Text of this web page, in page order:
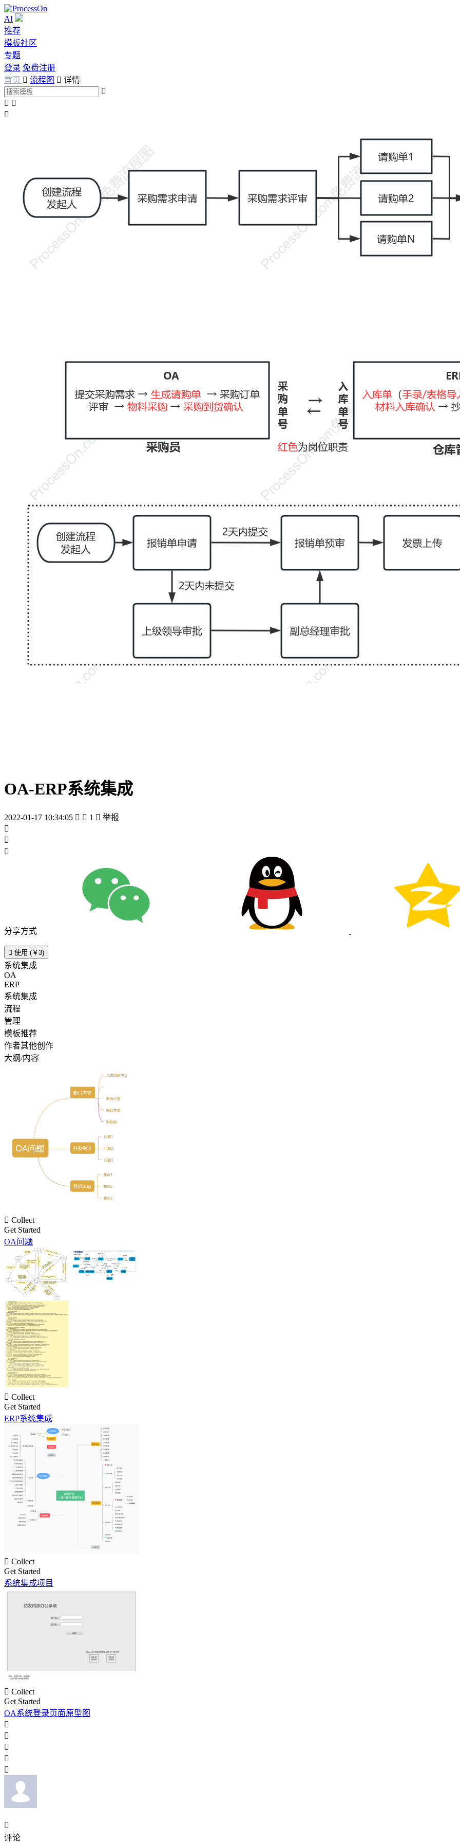
AI
推荐
模板社区
专题
登录 免费注册
首页  流程图  详情

 

OA-ERP系统集成
2022-01-17 10:34:05   1  举报



分享方式
 使用 (￥3)
系统集成
OA
ERP
系统集成
流程
管理
模板推荐
作者其他创作
大纲/内容
 Collect
Get Started
OA问题
 Collect
Get Started
ERP系统集成
 Collect
Get Started
系统集成项目
 Collect
Get Started
OA系统登录页面原型图






评论